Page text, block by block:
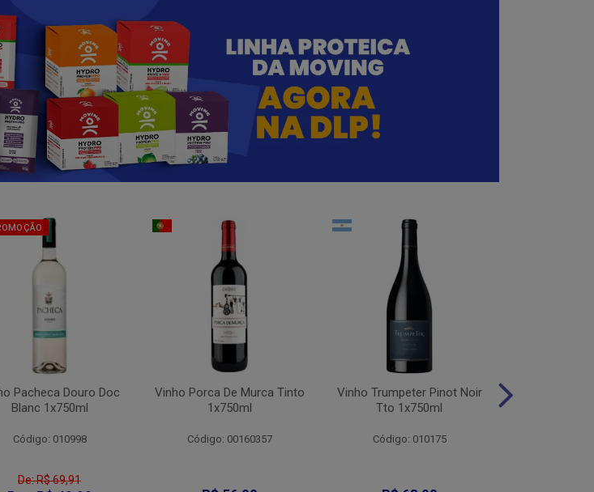
Pacheca Douro Doc
Blanc 1x750ml
Código: 010998
De: R$ 69,91
Vinho Porca De Murca Tinto
1x750ml
Código: 00160357
Vinho Trumpeter Pinot Noir
Tto 1x750ml
Código: 010175